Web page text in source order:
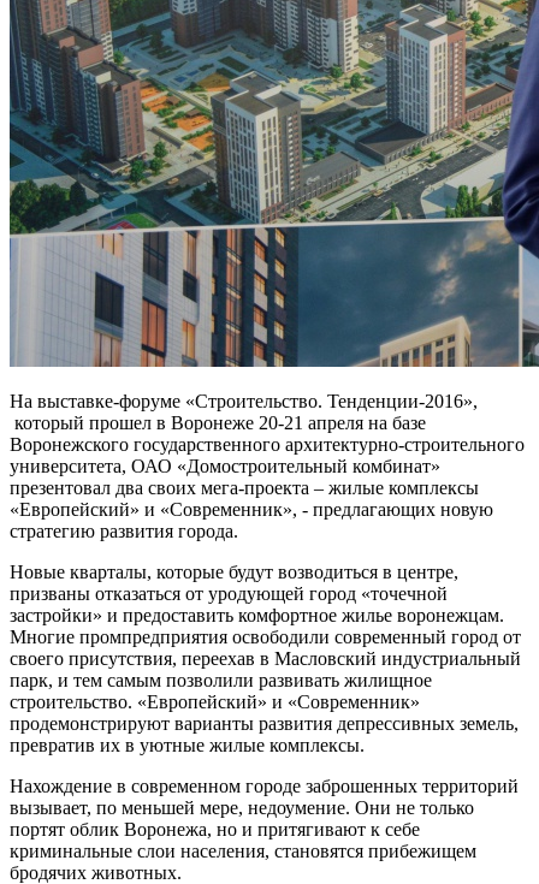
На выставке-форуме «Строительство. Тенденции-2016»,
который прошел в Воронеже 20-21 апреля на базе
Воронежского государственного архитектурно-строительного
университета, ОАО «Домостроительный комбинат»
презентовал два своих мега-проекта – жилые комплексы
«Европейский» и «Современник», - предлагающих новую
стратегию развития города.
Новые кварталы, которые будут возводиться в центре,
призваны отказаться от уродующей город «точечной
застройки» и предоставить комфортное жилье воронежцам.
Многие промпредприятия освободили современный город от
своего присутствия, переехав в Масловский индустриальный
парк, и тем самым позволили развивать жилищное
строительство. «Европейский» и «Современник»
продемонстрируют варианты развития депрессивных земель,
превратив их в уютные жилые комплексы.
Нахождение в современном городе заброшенных территорий
вызывает, по меньшей мере, недоумение. Они не только
портят облик Воронежа, но и притягивают к себе
криминальные слои населения, становятся прибежищем
бродячих животных.